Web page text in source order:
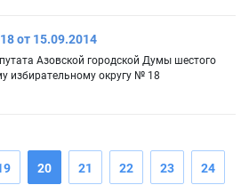
от 15.09.2014
Азовской городской Думы шестого
избирательному округу № 18
20 21 22 23 24